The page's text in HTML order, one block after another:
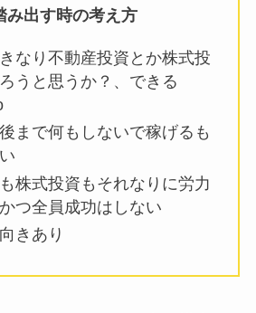
み出す時の考え方
なり不動産投資とか株式投
うと思うか？、できる
まで何もしないで稼げるも
株式投資もそれなりに労力
つ全員成功はしない
きあり